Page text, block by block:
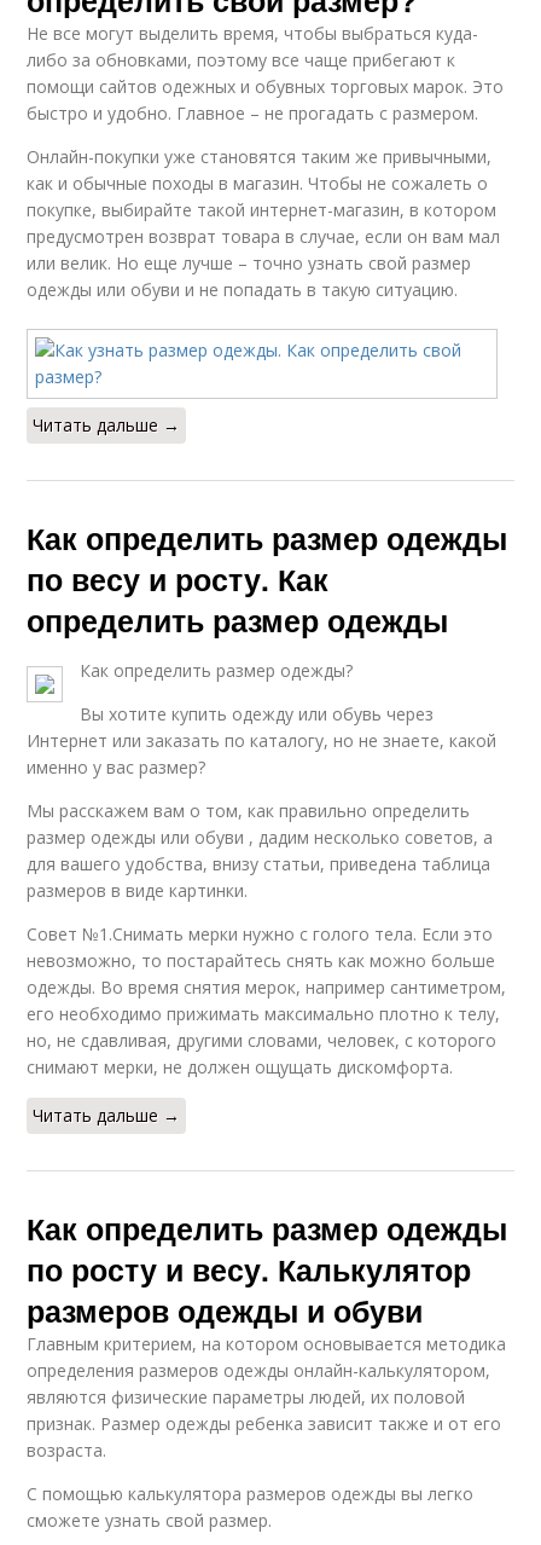
Не все могут выделить время, чтобы выбраться куда-
либо за обновками, поэтому все чаще прибегают к
помощи сайтов одежных и обувных торговых марок. Это
быстро и удобно. Главное – не прогадать с размером.
Онлайн-покупки уже становятся таким же привычными,
как и обычные походы в магазин. Чтобы не сожалеть о
покупке, выбирайте такой интернет-магазин, в котором
предусмотрен возврат товара в случае, если он вам мал
или велик. Но еще лучше – точно узнать свой размер
одежды или обуви и не попадать в такую ситуацию.
Читать дальше →
Как определить размер одежды
по весу и росту. Как
определить размер одежды
Как определить размер одежды?
Вы хотите купить одежду или обувь через
Интернет или заказать по каталогу, но не знаете, какой
именно у вас размер?
Мы расскажем вам о том, как правильно определить
размер одежды или обуви , дадим несколько советов, а
для вашего удобства, внизу статьи, приведена таблица
размеров в виде картинки.
Совет №1.Снимать мерки нужно с голого тела. Если это
невозможно, то постарайтесь снять как можно больше
одежды. Во время снятия мерок, например сантиметром,
его необходимо прижимать максимально плотно к телу,
но, не сдавливая, другими словами, человек, с которого
снимают мерки, не должен ощущать дискомфорта.
Читать дальше →
Как определить размер одежды
по росту и весу. Калькулятор
размеров одежды и обуви
Главным критерием, на котором основывается методика
определения размеров одежды онлайн-калькулятором,
являются физические параметры людей, их половой
признак. Размер одежды ребенка зависит также и от его
возраста.
С помощью калькулятора размеров одежды вы легко
сможете узнать свой размер.